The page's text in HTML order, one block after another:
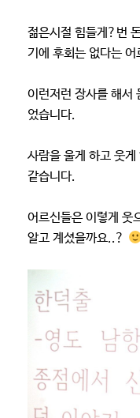
젊은시절 힘들게?번
기에 후회는 없다는 어
이런저런 장사를 해서
었습니다.
사람을 울게 하고 웃
같습니다.
어르신들은 이렇게 웃
알고 계셨을까요..?